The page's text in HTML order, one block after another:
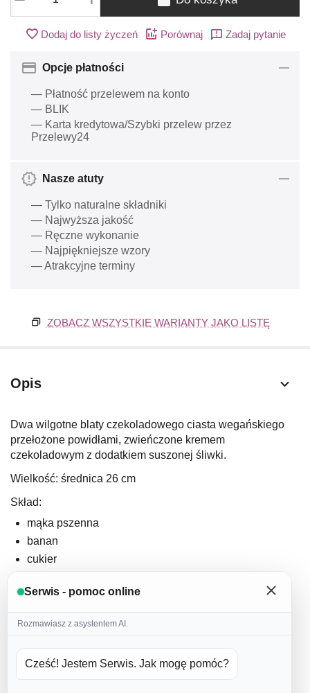
Dodaj do listy życzeń Porównaj Zadaj pytanie
Opcje płatności
— Płatność przelewem na konto
— BLIK
— Karta kredytowa/Szybki przelew przez
Przelewy24
Nasze atuty
— Tylko naturalne składniki
— Najwyższa jakość
— Ręczne wykonanie
— Najpiękniejsze wzory
— Atrakcyjne terminy
ZOBACZ WSZYSTKIE WARIANTY JAKO LISTĘ
Opis
Dwa wilgotne blaty czekoladowego ciasta wegańskiego
przełożone powidłami, zwieńczone kremem
czekoladowym z dodatkiem suszonej śliwki.
Wielkość: średnica 26 cm
Skład:
mąka pszenna
banan
cukier
olej rzepakowy
kakao
proszek do pieczenia
soda
powidła
Serwis - pomoc online
Rozmawiasz z asystentem AI.
Cześć! Jestem Serwis. Jak mogę pomóc?